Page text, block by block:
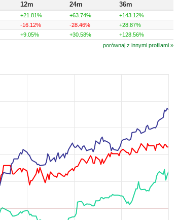
12m 24m 36m
+21.81% +63.74%
+143.12%
-16.12% -28.46%
+28.87%
+9.05% +30.58%
+128.56%
porównaj z innymi profilami »